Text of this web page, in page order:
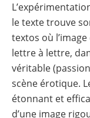
le texte trouve
textos où l’image
lettre à lettre,
véritable
scène érotique.
étonnant et
d’une image